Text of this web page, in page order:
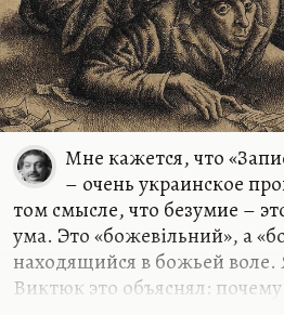
Мне кажется, что
– очень украинское
том смысле, что безумие –
ума. Это «божевiльний», а
находящийся в божьей
Виктюк это объяснял: